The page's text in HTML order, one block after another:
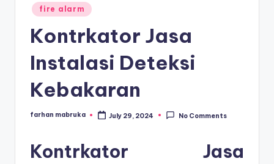
Posted
in
fire alarm
Kontrkator Jasa
Instalasi Deteksi
Kebakaran
Posted
farhan mabruka July 29, 2024 No Comments
Kontrkator Jasa